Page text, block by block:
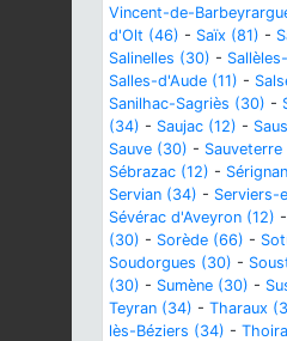
Vincent-de-
d'Olt (46) - Saïx (81) -
Salinelles (30) -
Salles-d'Aude (11) -
Sanilhac-Sagriès (30) -
(34) - Saujac (12) -
Sauve (30) -
Sébrazac (12) -
Servian (34) - Serviers-
Sévérac d'Aveyron (12) -
(30) - Sorède (66) -
Soudorgues (30) -
(30) - Sumène (30) -
Teyran (34) - Tharaux
lès-Béziers (34) -